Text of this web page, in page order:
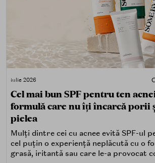
iulie 2026
Cel mai bun SPF pentru ten
formulă care nu îți încarcă porii
pielea
Mulți dintre cei cu acnee evită SPF-ul
cel puțin o experiență neplăcută cu o
grasă, iritantă sau care le-a provocat